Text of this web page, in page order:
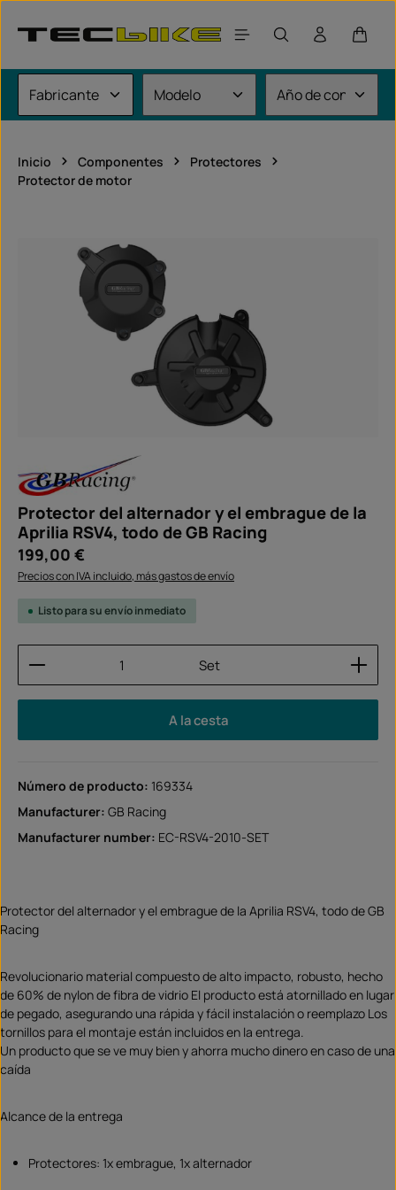
El
Inicio Componentes
Protectores
Protector de motor
Omitir galería de imágenes
Protector del alternador y el embrague de la
Aprilia RSV4, todo de GB Racing
Precio normal:
199,00 €
Precios con IVA incluido, más gastos de envío
Listo para su envío inmediato
Cantidad del producto: introduce la cantidad
Set
A la cesta
Número de producto: 169334
Manufacturer: GB Racing
Manufacturer number: EC-RSV4-2010-SET
Protector del alternador y el embrague de la Aprilia RSV4, todo de GB
Racing
Revolucionario material compuesto de alto impacto, robusto, hecho
de 60% de nylon de fibra de vidrio El producto está atornillado en lugar
de pegado, asegurando una rápida y fácil instalación o reemplazo Los
tornillos para el montaje están incluidos en la entrega.
Un producto que se ve muy bien y ahorra mucho dinero en caso de una
caída
Alcance de la entrega
Protectores: 1x embrague, 1x alternador